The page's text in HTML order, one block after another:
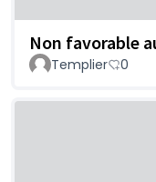
Non favorable
Templier 0